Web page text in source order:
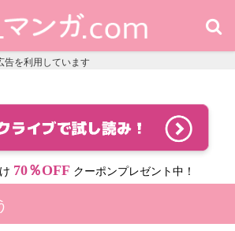
告を利用しています
70％OFF クーポンプレゼント中！